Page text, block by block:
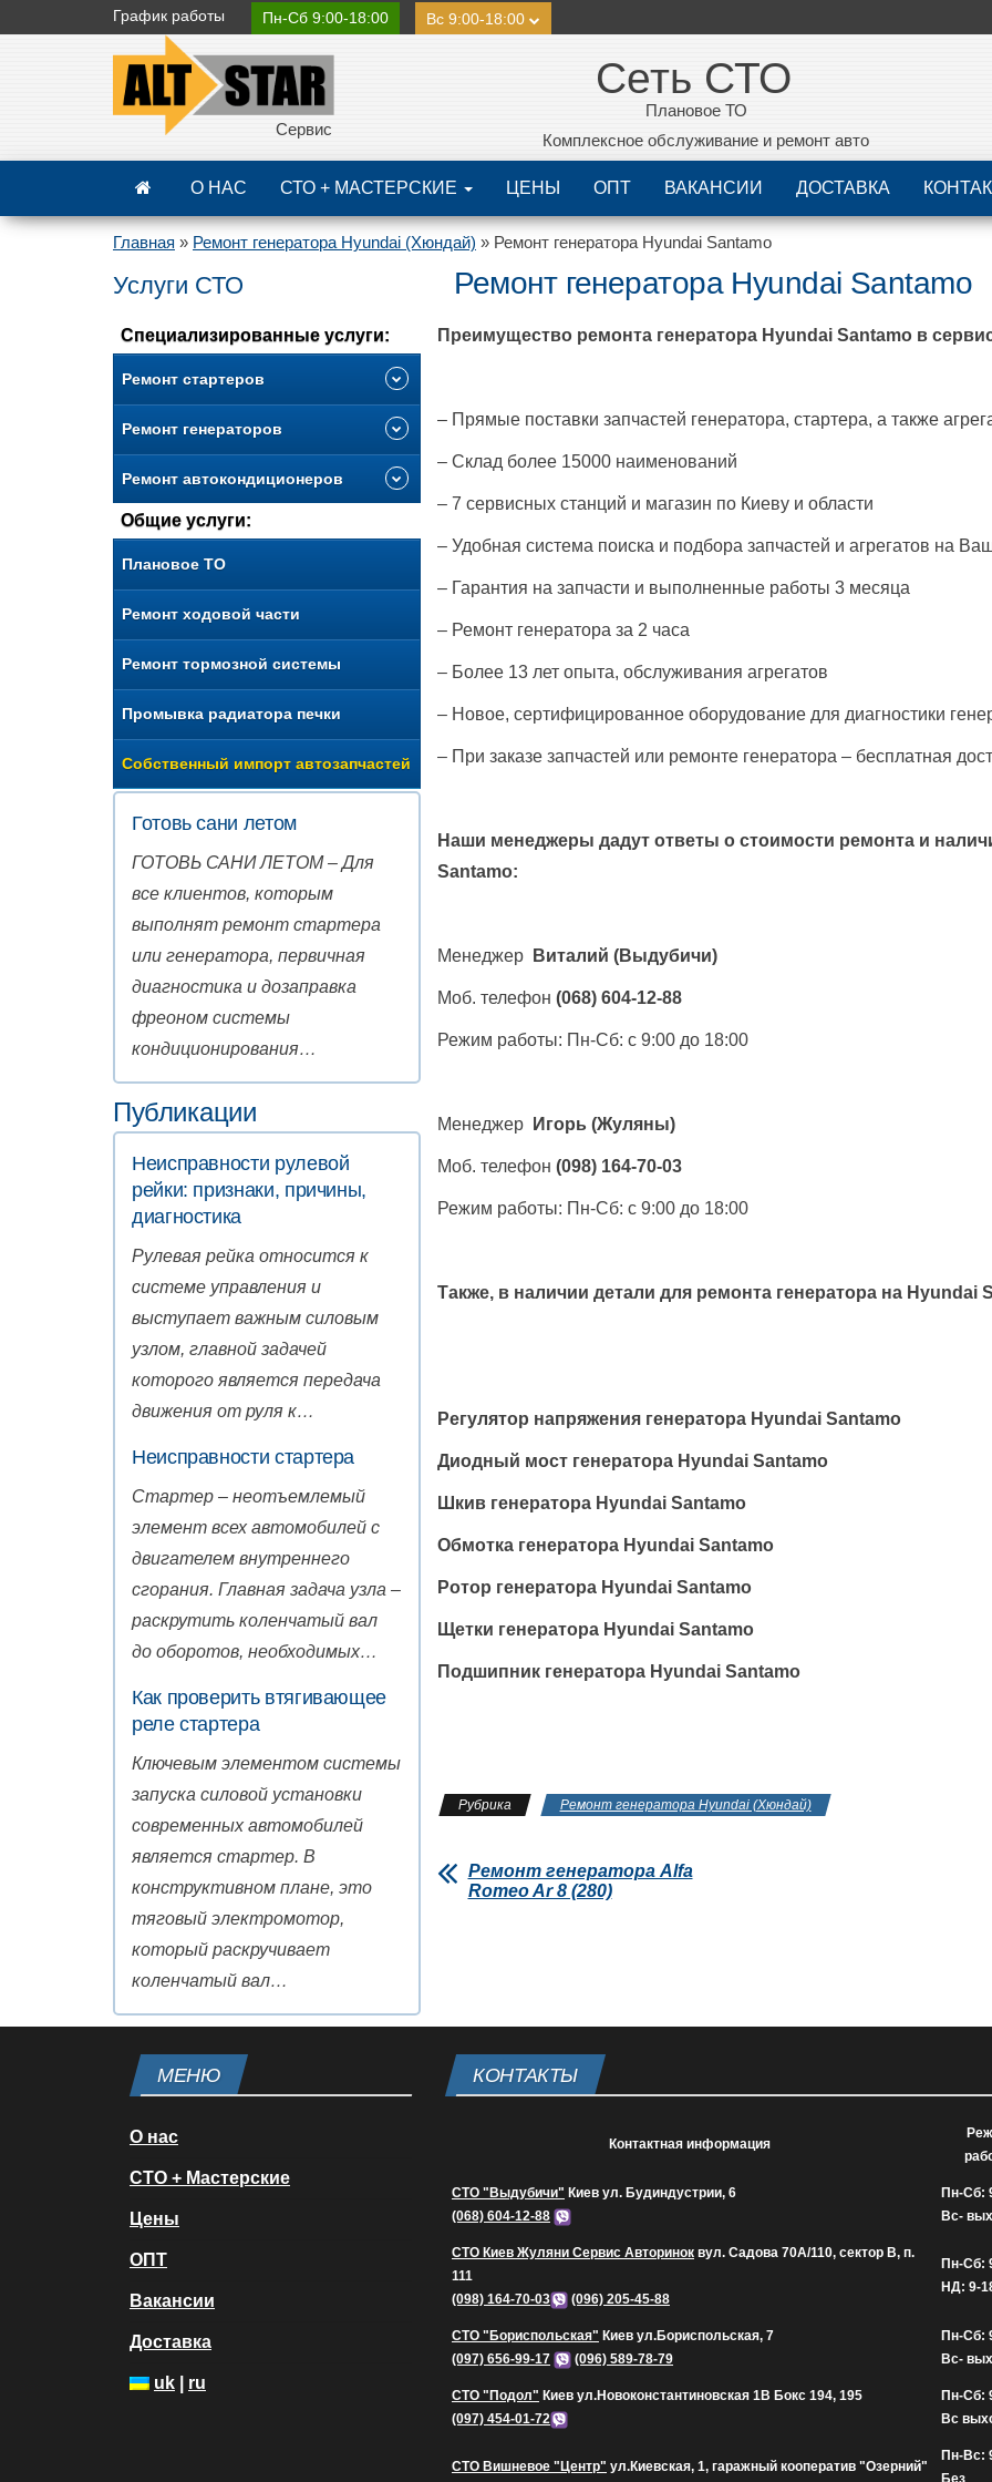
График работы Пн-Сб 9:00-18:00 Вс 9:00-18:00
Сервис
Сеть СТО
Плановое ТО
Комплексное обслуживание и ремонт авто
О НАС СТО + МАСТЕРСКИЕ ЦЕНЫ ОПТ ВАКАНСИИ ДОСТАВКА
Главная » Ремонт генератора Hyundai (Хюндай) » Ремонт генератора Hyundai Santamo
Услуги СТО
Специализированные услуги:
Ремонт стартеров
Ремонт генераторов
Ремонт автокондиционеров
Общие услуги:
Плановое ТО
Ремонт ходовой части
Ремонт тормозной системы
Промывка радиатора печки
Собственный импорт автозапчастей
Готовь сани летом
ГОТОВЬ САНИ ЛЕТОМ – Для
все клиентов, которым
выполнят ремонт стартера
или генератора, первичная
диагностика и дозаправка
фреоном системы
кондиционирования…
Публикации
Неисправности рулевой
рейки: признаки, причины,
диагностика
Рулевая рейка относится к
системе управления и
выступает важным силовым
узлом, главной задачей
которого является передача
движения от руля к…
Неисправности стартера
Стартер – неотъемлемый
элемент всех автомобилей с
двигателем внутреннего
сгорания. Главная задача узла –
раскрутить коленчатый вал
до оборотов, необходимых…
Как проверить втягивающее
реле стартера
Ключевым элементом системы
запуска силовой установки
современных автомобилей
является стартер. В
конструктивном плане, это
тяговый электромотор,
который раскручивает
коленчатый вал…
Ремонт генератора Hyundai Santamo
Преимущество ремонта генератора Hyundai Santamoв
– Прямые поставки запчастей генератора, стартера, а также
– Склад более 15000 наименований
– 7 сервисных станций и магазин по Киеву и области
– Удобная система поиска и подбора запчастей и агрегатов на
– Гарантия на запчасти и выполненные работы 3 месяца
– Ремонт генератора за 2 часа
– Более 13 лет опыта, обслуживания агрегатов
– Новое, сертифицированное оборудование для диагностики
– При заказе запчастей или ремонте генератора – бесплатная
Наши менеджеры дадут ответы о стоимости ремонта и
Santamo:
Менеджер Виталий (Выдубичи)
Моб. телефон (068) 604-12-88
Режим работы: Пн-Сб: с 9:00 до 18:00
Менеджер Игорь (Жуляны)
Моб. телефон (098) 164-70-03
Режим работы: Пн-Сб: с 9:00 до 18:00
Также, в наличии детали для ремонта генератора на Hyundai
Регулятор напряжения генератора Hyundai Santamo
Диодный мост генератора Hyundai Santamo
Шкив генератора Hyundai Santamo
Обмотка генератора Hyundai Santamo
Ротор генератора Hyundai Santamo
Щетки генератора Hyundai Santamo
Подшипник генератора Hyundai Santamo
Рубрика Ремонт генератора Hyundai (Хюндай)
Ремонт генератора Alfa
Romeo Ar 8 (280)
МЕНЮ
О нас
СТО + Мастерские
Цены
ОПТ
Вакансии
Доставка
uk ru
КОНТАКТЫ
Контактная информация
СТО "Выдубичи" Киев ул. Будиндустрии, 6
(068) 604-12-88
Пн-Сб:
Вс-
СТО Киев Жуляни Сервис Авторинок вул. Садова 70А/110, сектор В, п.
111
(098) 164-70-03
(096) 205-45-88
Пн-Сб:
НД: 9-
СТО "Бориспольская" Киев ул.Бориспольская, 7
(097) 656-99-17
(096) 589-78-79
Пн-Сб:
Вс-
СТО "Подол" Киев ул.Новоконстантиновская 1В Бокс 194, 195
(097) 454-01-72
Пн-Сб:
Вс
СТО Вишневое "Центр" ул.Киевская, 1, гаражный кооператив "Озерний"
Пн-Вс:
Без